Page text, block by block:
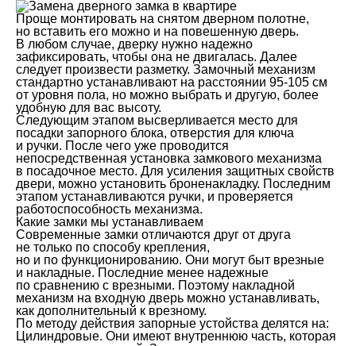
Проще монтировать на снятом дверном полотне,
но вставить его можно и на повешенную дверь.
В любом случае, дверку нужно надежно
зафиксировать, чтобы она не двигалась. Далее
следует произвести разметку. Замочный механизм
стандартно устанавливают на расстоянии 95-105 см
от уровня пола, но можно выбрать и другую, более
удобную для вас высоту.
Следующим этапом высверливается место для
посадки запорного блока, отверстия для ключа
и ручки. После чего уже проводится
непосредственная установка замкового механизма
в посадочное место. Для усиления защитных свойств
двери, можно установить броненакладку. Последним
этапом устанавливаются ручки, и проверяется
работоспособность механизма.
Какие замки мы устанавливаем
Современные замки отличаются друг от друга
не только по способу крепления,
но и по функционированию. Они могут быт врезные
и накладные. Последние менее надежные
по сравнению с врезными. Поэтому накладной
механизм на входную дверь можно устанавливать,
как дополнительный к врезному.
По методу действия запорные устойства делятся на:
Цилиндровые. Они имеют внутреннюю часть, которая